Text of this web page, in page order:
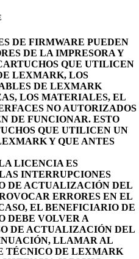
DE FIRMWARE PUEDEN
DE LA IMPRESORA Y
QUE UTILICEN
LEXMARK, LOS
DE LEXMARK
LOS MATERIALES, EL
NO AUTORIZADOS
DE FUNCIONAR. ESTO
QUE UTILICEN UN
Y QUE ANTES
LICENCIA ES
INTERRUPCIONES
DE ACTUALIZACIÓN DEL
ERRORES EN EL
EL BENEFICIARIO DE
DEBE VOLVER A
DE ACTUALIZACIÓN DEL
LLAMAR AL
TÉCNICO DE LEXMARK